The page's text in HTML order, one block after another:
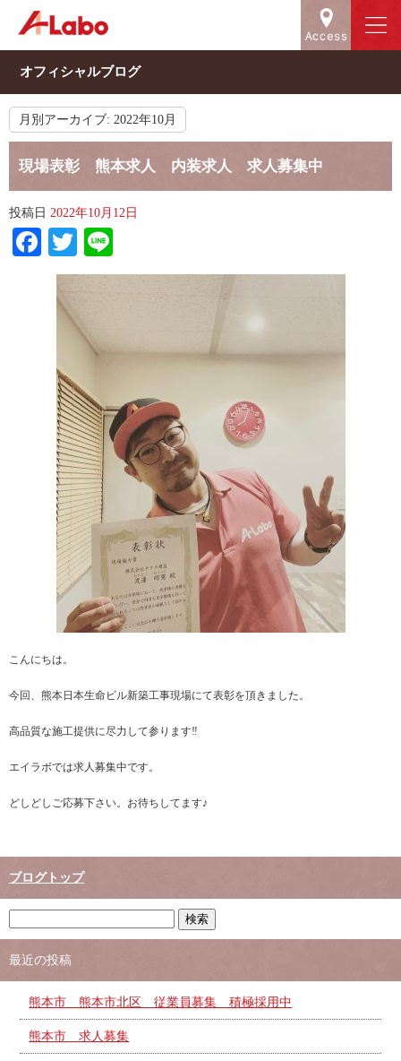
オフィシャルブログ
月別アーカイブ: 2022年10月
現場表彰 熊本求人 内装求人 求人募集中
投稿日 2022年10月12日
Facebook
Twitter
こんにちは。
今回、熊本日本生命ビル新築工事現場にて表彰を頂きました。
高品質な施工提供に尽力して参ります‼︎
エイラボでは求人募集中です。
どしどしご応募下さい。お待ちしてます♪
ブログトップ
最近の投稿
熊本市 熊本市北区 従業員募集 積極採用中
熊本市 求人募集